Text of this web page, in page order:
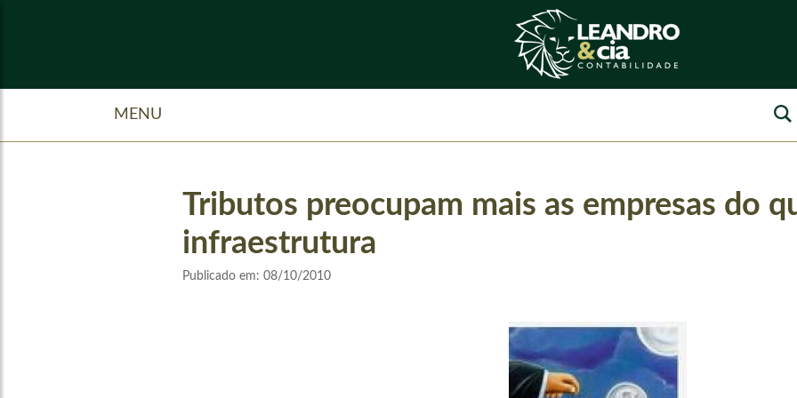
MENU
Tributos preocupam mais as empresas do
infraestrutura
Publicado em: 08/10/2010